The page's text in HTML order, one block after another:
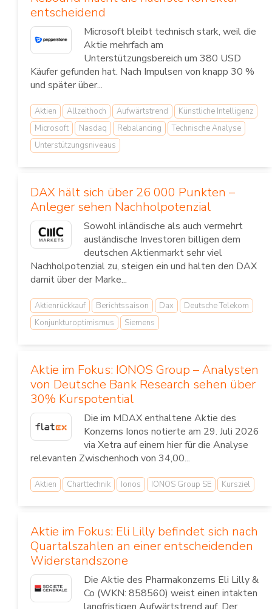
entscheidend
Microsoft bleibt technisch stark, weil die
Aktie mehrfach am
Unterstützungsbereich um 380 USD
Käufer gefunden hat. Nach Impulsen von knapp 30 %
und später über...
Aktien Allzeithoch Aufwärtstrend
Künstliche Intelligenz
Microsoft
Nasdaq Rebalancing
Technische Analyse
Unterstützungsniveaus
DAX hält sich über 26 000 Punkten –
Anleger sehen Nachholpotenzial
Sowohl inländische als auch vermehrt
ausländische Investoren billigen dem
deutschen Aktienmarkt sehr viel
Nachholpotenzial zu, steigen ein und halten den DAX
damit über der Marke...
Aktienrückkauf Berichtssaison Dax
Deutsche Telekom
Konjunkturoptimismus
Siemens
Aktie im Fokus: IONOS Group – Analysten
von Deutsche Bank Research sehen über
30% Kurspotential
Die im MDAX enthaltene Aktie des
Konzerns Ionos notierte am 29. Juli 2026
via Xetra auf einem hier für die Analyse
relevanten Zwischenhoch von 34,00...
Aktien Charttechnik Ionos IONOS Group SE Kursziel
Aktie im Fokus: Eli Lilly befindet sich nach
Quartalszahlen an einer entscheidenden
Widerstandszone
Die Aktie des Pharmakonzerns Eli Lilly &
Co (WKN: 858560) weist einen intakten